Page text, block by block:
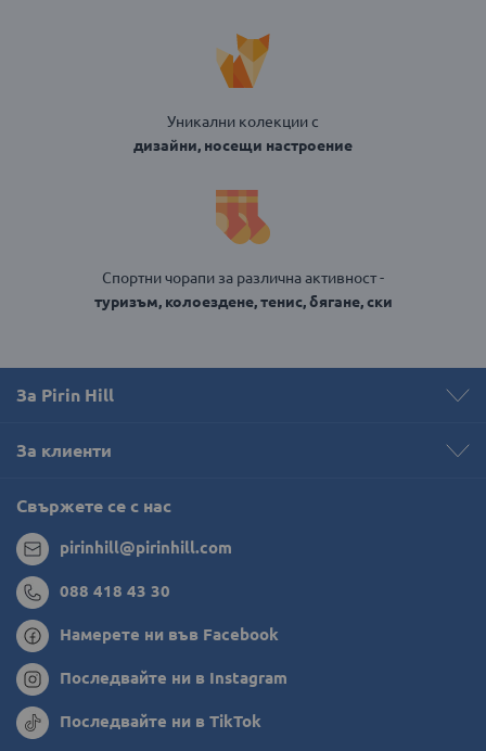
Уникални колекции с
дизайни, носещи настроение
Спортни чорапи за различна активност -
туризъм, колоездене, тенис, бягане, ски
За Pirin Hill
За клиенти
Свържете се с нас
pirinhill@pirinhill.com
088 418 43 30
Намерете ни във Facebook
Последвайте ни в Instagram
Последвайте ни в TikTok